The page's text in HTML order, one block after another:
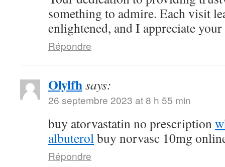
something to admire. Each visit
enlightened, and I appreciate
Répondre
Olylfhsays:
26 septembre 2023 at 8 h 55 min
buy atorvastatin no prescription
albuterolbuy norvasc 10mg
Répondre